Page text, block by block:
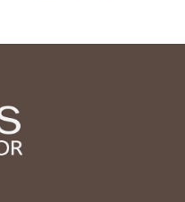
προϊόν